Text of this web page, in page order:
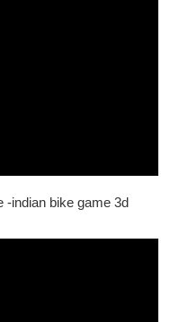
-indian bike game 3d